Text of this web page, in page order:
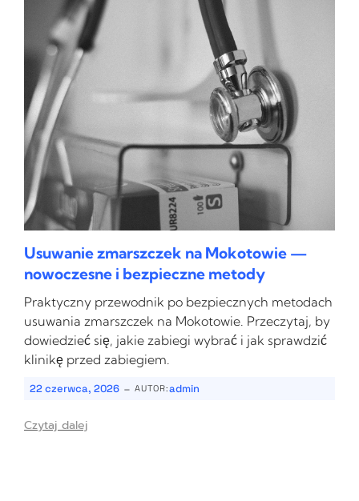
Usuwanie zmarszczek na Mokotowie —
nowoczesne i bezpieczne metody
Praktyczny przewodnik po bezpiecznych metodach
usuwania zmarszczek na Mokotowie. Przeczytaj, by
dowiedzieć się, jakie zabiegi wybrać i jak sprawdzić
klinikę przed zabiegiem.
22 czerwca, 2026 - AUTOR:admin
Czytaj dalej